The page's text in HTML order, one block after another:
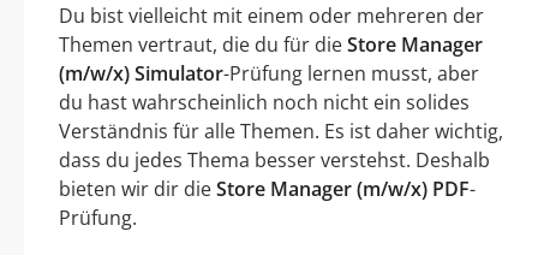
Du bist vielleicht mit einem oder mehreren der
Themen vertraut, die du für dieStore Manager
(m/w/x) Simulator-Prüfung lernen musst, aber
du hast wahrscheinlich noch nicht ein solides
Verständnis für alle Themen. Es ist daher wichtig,
dass du jedes Thema besser verstehst. Deshalb
bieten wir dir dieStore Manager (m/w/x) PDF-
Prüfung.